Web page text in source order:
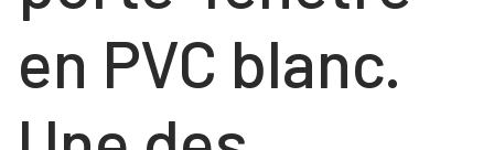
en PVC blanc.